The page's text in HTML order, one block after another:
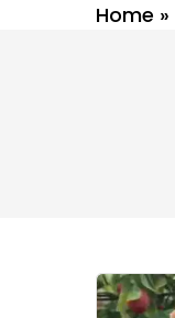
Home »